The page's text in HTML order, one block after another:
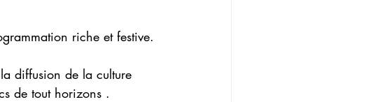
riche et festive.
diffusion de la culture
de tout horizons .